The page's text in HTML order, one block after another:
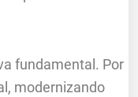
fundamental. Por
modernizando